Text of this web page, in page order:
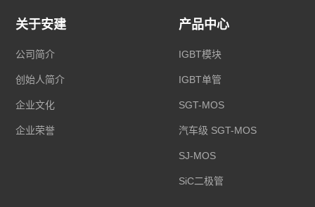
关于安建
公司简介
创始人简介
企业文化
企业荣誉
产品中心
IGBT模块
IGBT单管
SGT-MOS
汽车级 SGT-MOS
SJ-MOS
SiC二极管